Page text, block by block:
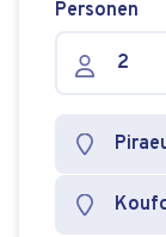
Personen